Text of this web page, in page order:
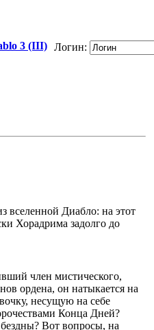
3 (III) Логин:
вселенной Диабло: на этот
Хорадрима задолго до
член мистического,
ордена, он натыкается на
несущую на себе
Конца Дней?
Вот вопросы, на